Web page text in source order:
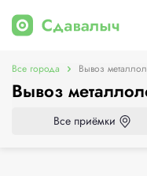
Все города Вывоз
Вывоз
Все приёмки